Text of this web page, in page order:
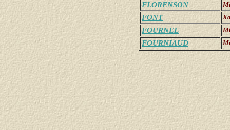
FLORENSON
FONT
FOURNEL
FOURNIAUD